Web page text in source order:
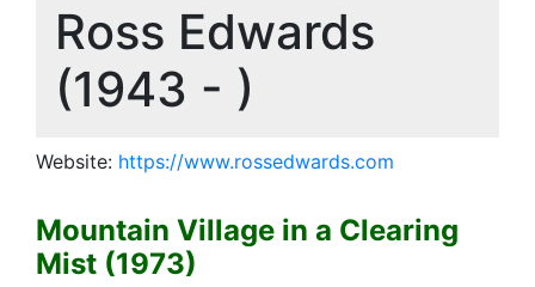
Ross Edwards
(1943 - )
Website: https://www.rossedwards.com
Mountain Village in a Clearing
Mist (1973)